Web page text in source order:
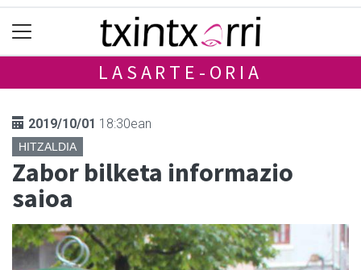
LASARTE-ORIA
2019/10/01 18:30ean
HITZALDIA
Zabor bilketa informazio
saioa